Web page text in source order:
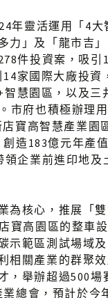
年靈活運用「4
力」及「龍市吉
件投資案，吸引
家國際大廠投資
智慧園區，以及
市府也積極辦理
寶高智慧產業園
造183億元年產
企業前進印地及
為核心，推展「
寶高園區的整車
示範區測試場域
相關產業的群聚
，舉辦超過500場
總會，預計於今